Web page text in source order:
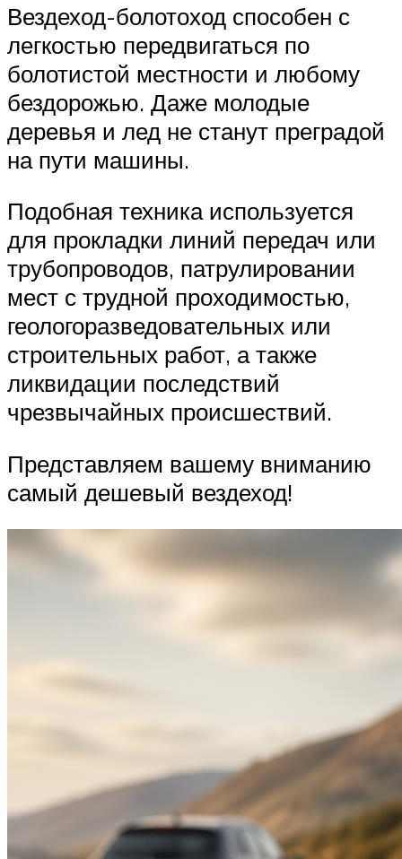
Вездеход-болотоход способен с
легкостью передвигаться по
болотистой местности и любому
бездорожью. Даже молодые
деревья и лед не станут преградой
на пути машины.
Подобная техника используется
для прокладки линий передач или
трубопроводов, патрулировании
мест с трудной проходимостью,
геологоразведовательных или
строительных работ, а также
ликвидации последствий
чрезвычайных происшествий.
Представляем вашему вниманию
самый дешевый вездеход!